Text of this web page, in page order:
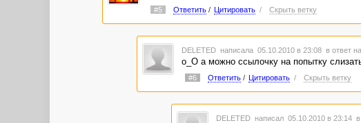
#5 Ответить/ Цитировать / Скрыть ветку
DELETED написала 05.10.2010 в 23:08 в ответ
о_О а можно ссылочку на попытку
#6 Ответить/ Цитировать / Скрыть ветку
DELETED написал 05.10.2010 в 23:14